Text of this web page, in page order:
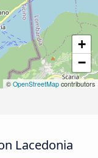
+
−
© OpenStreetMap contributors
Lacedonia